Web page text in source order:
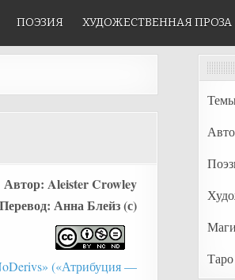
ПОЭЗИЯ ХУДОЖЕСТВЕННАЯ ПРОЗА
Автор: Aleister Crowley
Перевод: Анна Блейз (с)
(«Атрибуция —
Таро